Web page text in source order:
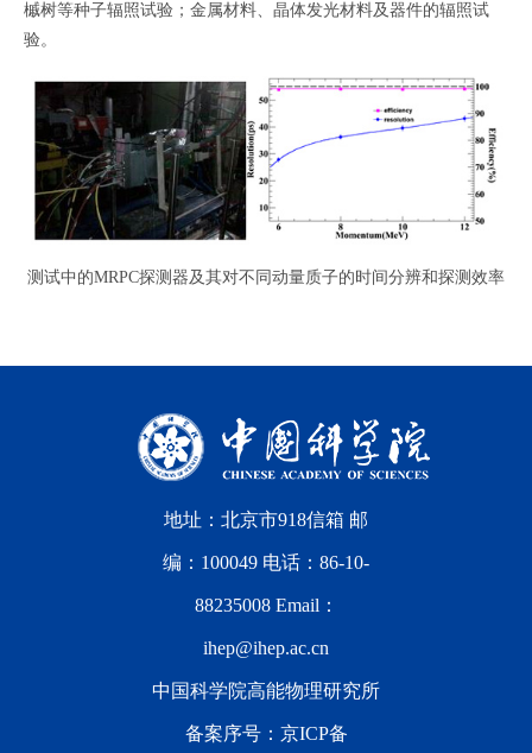
槭树等种子辐照试验；金属材料、晶体发光材料及器件的辐照试
验。
测试中的MRPC探测器及其对不同动量质子的时间分辨和探测效率
地址：北京市918信箱 邮
编：100049 电话：86-10-
88235008 Email：
ihep@ihep.ac.cn
中国科学院高能物理研究所
备案序号： 京ICP备